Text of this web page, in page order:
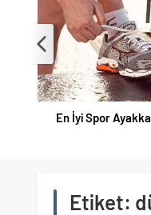
En İyi Spor
Etiket: